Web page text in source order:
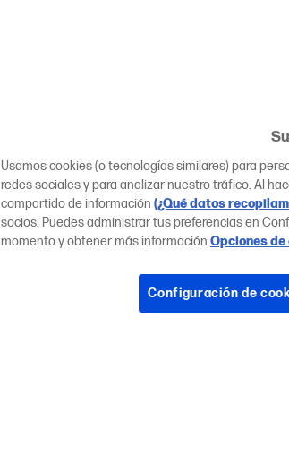
Usamos cookies (o tecnologías similares) para
redes sociales y para analizar nuestro tráfico. Al
compartido de información (¿Qué datos
socios. Puedes administrar tus preferencias en
momento y obtener más información Opciones
Configuración de